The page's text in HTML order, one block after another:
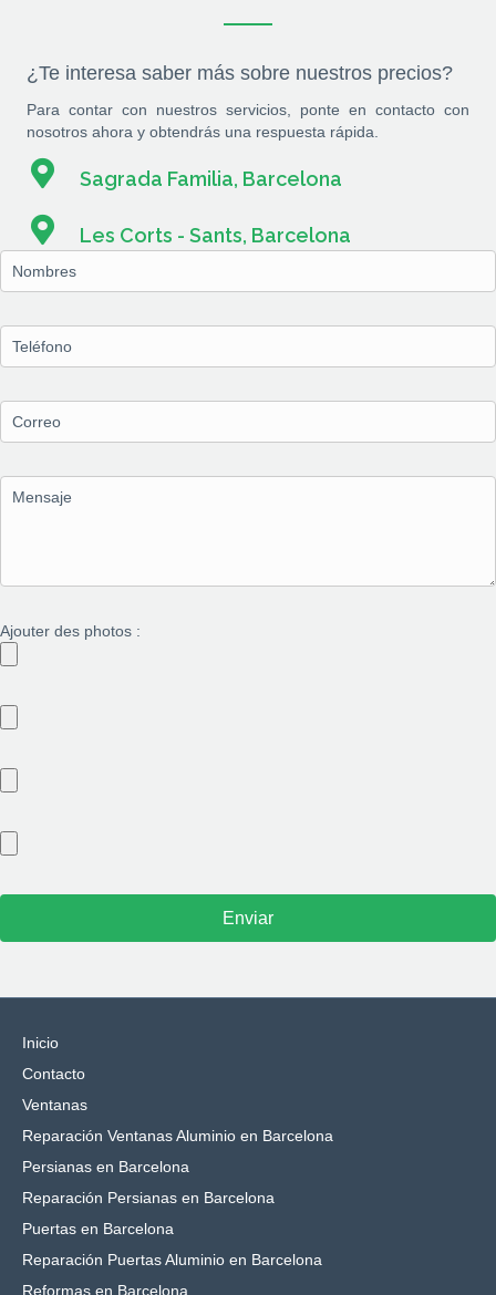
¿Te interesa saber más sobre nuestros precios?
Para contar con nuestros servicios, ponte en contacto con
nosotros ahora y obtendrás una respuesta rápida.
Sagrada Familia, Barcelona
Les Corts - Sants, Barcelona
Ajouter des photos :
Inicio
Contacto
Ventanas
Reparación Ventanas Aluminio en Barcelona
Persianas en Barcelona
Reparación Persianas en Barcelona
Puertas en Barcelona
Reparación Puertas Aluminio en Barcelona
Reformas en Barcelona